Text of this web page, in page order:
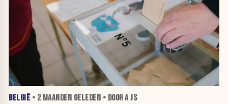
BELGIË • 2 MAANDEN GELEDEN • DOOR A JS